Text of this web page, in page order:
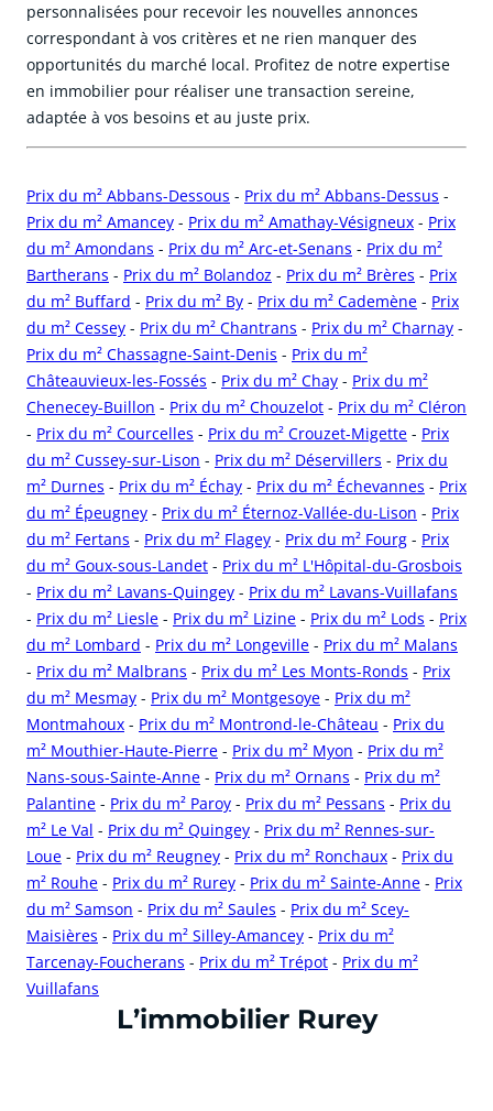
personnalisées pour recevoir les nouvelles annonces
correspondant à vos critères et ne rien manquer des
opportunités du marché local. Profitez de notre expertise
en immobilier pour réaliser une transaction sereine,
adaptée à vos besoins et au juste prix.
Prix du m² Abbans-Dessous - Prix du m² Abbans-Dessus -
Prix du m² Amancey - Prix du m² Amathay-Vésigneux - Prix
du m² Amondans - Prix du m² Arc-et-Senans - Prix du m²
Bartherans - Prix du m² Bolandoz - Prix du m² Brères - Prix
du m² Buffard - Prix du m² By - Prix du m² Cademène - Prix
du m² Cessey - Prix du m² Chantrans - Prix du m² Charnay -
Prix du m² Chassagne-Saint-Denis - Prix du m²
Châteauvieux-les-Fossés - Prix du m² Chay - Prix du m²
Chenecey-Buillon - Prix du m² Chouzelot - Prix du m² Cléron
- Prix du m² Courcelles - Prix du m² Crouzet-Migette - Prix
du m² Cussey-sur-Lison - Prix du m² Déservillers - Prix du
m² Durnes - Prix du m² Échay - Prix du m² Échevannes - Prix
du m² Épeugney - Prix du m² Éternoz-Vallée-du-Lison - Prix
du m² Fertans - Prix du m² Flagey - Prix du m² Fourg - Prix
du m² Goux-sous-Landet - Prix du m² L'Hôpital-du-Grosbois
- Prix du m² Lavans-Quingey - Prix du m² Lavans-Vuillafans
- Prix du m² Liesle - Prix du m² Lizine - Prix du m² Lods - Prix
du m² Lombard - Prix du m² Longeville - Prix du m² Malans
- Prix du m² Malbrans - Prix du m² Les Monts-Ronds - Prix
du m² Mesmay - Prix du m² Montgesoye - Prix du m²
Montmahoux - Prix du m² Montrond-le-Château - Prix du
m² Mouthier-Haute-Pierre - Prix du m² Myon - Prix du m²
Nans-sous-Sainte-Anne - Prix du m² Ornans - Prix du m²
Palantine - Prix du m² Paroy - Prix du m² Pessans - Prix du
m² Le Val - Prix du m² Quingey - Prix du m² Rennes-sur-
Loue - Prix du m² Reugney - Prix du m² Ronchaux - Prix du
m² Rouhe - Prix du m² Rurey - Prix du m² Sainte-Anne - Prix
du m² Samson - Prix du m² Saules - Prix du m² Scey-
Maisières - Prix du m² Silley-Amancey - Prix du m²
Tarcenay-Foucherans - Prix du m² Trépot - Prix du m²
Vuillafans
cliquer pour afficher plus du text
L’immobilier Rurey